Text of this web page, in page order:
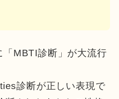
MBTI診断」が大流行
診断が正しい表現で